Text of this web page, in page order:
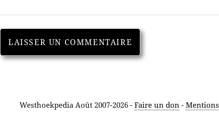
Westhoekpedia Août 2007-2026 - Faire un don -